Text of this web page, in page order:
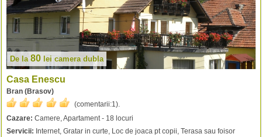
De la 80 lei camera dubla
Casa Enescu
Bran (Brasov)
(comentarii:1).
Cazare: Camere, Apartament - 18 locuri
Servicii: Internet, Gratar in curte, Loc de joaca pt copii, Terasa sau foisor